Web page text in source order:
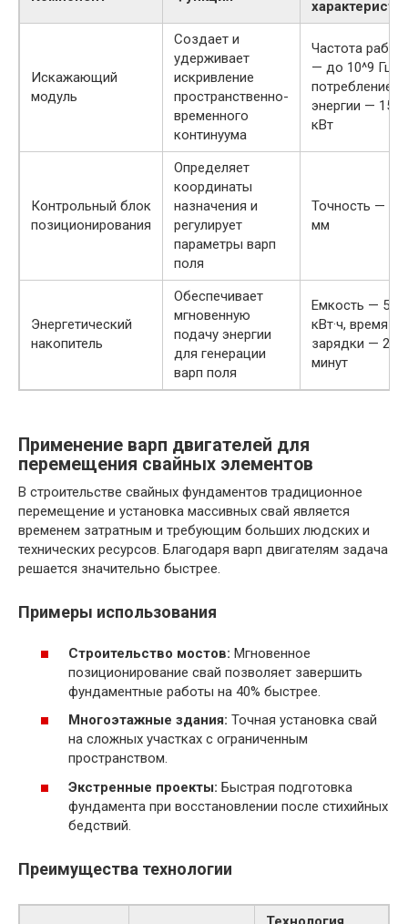
Искажающий
модуль
Создает и
удерживает
искривление
пространственно-
временного
континуума
Частота
— до 10^9 Гц,
потребление
энергии — 150
кВт
Контрольный блок
позиционирования
Определяет
координаты
назначения и
регулирует
параметры варп
поля
Точность — ±1
мм
Энергетический
накопитель
Обеспечивает
мгновенную
подачу энергии
для генерации
варп поля
Емкость — 500
кВт·ч, время
зарядки — 20
минут
Применение варп двигателей для
перемещения свайных элементов
В строительстве свайных фундаментов традиционное
перемещение и установка массивных свай является
временем затратным и требующим больших людских и
технических ресурсов. Благодаря варп двигателям задача
решается значительно быстрее.
Примеры использования
Строительство мостов: Мгновенное
позиционирование свай позволяет завершить
фундаментные работы на 40% быстрее.
Многоэтажные здания: Точная установка свай
на сложных участках с ограниченным
пространством.
Экстренные проекты: Быстрая подготовка
фундамента при восстановлении после стихийных
бедствий.
Преимущества технологии